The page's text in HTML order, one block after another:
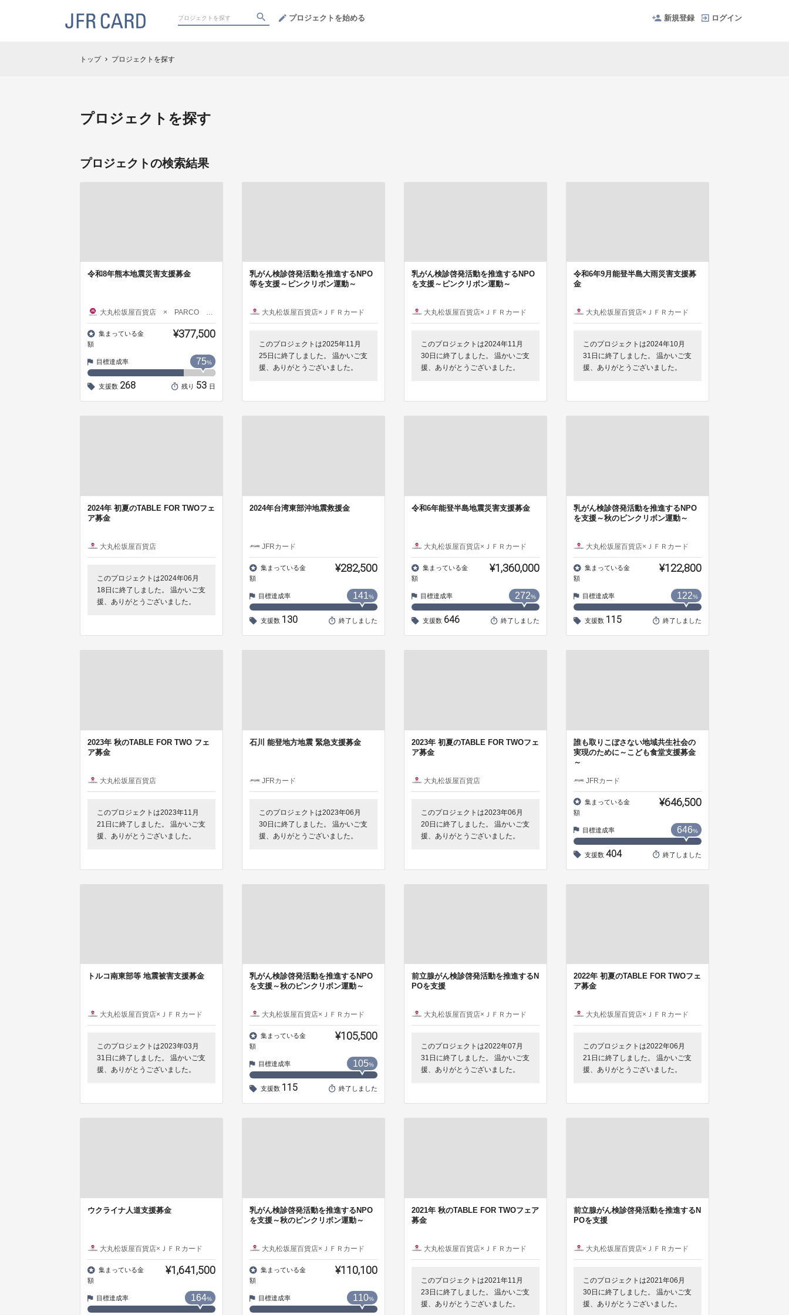
プロジェクトを始める 新規登録 ログイン
トップ chevron_right プロジェクトを探す
プロジェクトを探す
プロジェクトの検索結果
令和8年熊本地震災害支援募金
大丸松坂屋百貨店 × PARCO × JFRカード
集まっている金
額
¥377,500
目標達成率 75%
支援数 268 残り 53 日
乳がん検診啓発活動を推進するNPO
等を支援～ピンクリボン運動～
大丸松坂屋百貨店×ＪＦＲカード
このプロジェクトは2025年11月
25日に終了しました。 温かいご支
援、ありがとうございました。
乳がん検診啓発活動を推進するNPO
を支援～ピンクリボン運動～
大丸松坂屋百貨店×ＪＦＲカード
このプロジェクトは2024年11月
30日に終了しました。 温かいご支
援、ありがとうございました。
令和6年9月能登半島大雨災害支援募
金
大丸松坂屋百貨店×ＪＦＲカード
このプロジェクトは2024年10月
31日に終了しました。 温かいご支
援、ありがとうございました。
2024年 初夏のTABLE FOR TWOフェ
ア募金
大丸松坂屋百貨店
このプロジェクトは2024年06月
18日に終了しました。 温かいご支
援、ありがとうございました。
2024年台湾東部沖地震救援金
JFRカード
集まっている金
額
¥282,500
目標達成率 141%
支援数 130 終了しました
令和6年能登半島地震災害支援募金
大丸松坂屋百貨店×ＪＦＲカード
集まっている金
額
¥1,360,000
目標達成率 272%
支援数 646 終了しました
乳がん検診啓発活動を推進するNPO
を支援～秋のピンクリボン運動～
大丸松坂屋百貨店×ＪＦＲカード
集まっている金
額
¥122,800
目標達成率 122%
支援数 115 終了しました
2023年 秋のTABLE FOR TWO フェ
ア募金
大丸松坂屋百貨店
このプロジェクトは2023年11月
21日に終了しました。 温かいご支
援、ありがとうございました。
石川 能登地方地震 緊急支援募金
JFRカード
このプロジェクトは2023年06月
30日に終了しました。 温かいご支
援、ありがとうございました。
2023年 初夏のTABLE FOR TWOフェ
ア募金
大丸松坂屋百貨店
このプロジェクトは2023年06月
20日に終了しました。 温かいご支
援、ありがとうございました。
誰も取りこぼさない地域共生社会の
実現のために～こども食堂支援募金
～
JFRカード
集まっている金
額
¥646,500
目標達成率 646%
支援数 404 終了しました
トルコ南東部等 地震被害支援募金
大丸松坂屋百貨店×ＪＦＲカード
このプロジェクトは2023年03月
31日に終了しました。 温かいご支
援、ありがとうございました。
乳がん検診啓発活動を推進するNPO
を支援～秋のピンクリボン運動～
大丸松坂屋百貨店×ＪＦＲカード
集まっている金
額
¥105,500
目標達成率 105%
支援数 115 終了しました
前立腺がん検診啓発活動を推進するN
POを支援
大丸松坂屋百貨店×ＪＦＲカード
このプロジェクトは2022年07月
31日に終了しました。 温かいご支
援、ありがとうございました。
2022年 初夏のTABLE FOR TWOフェ
ア募金
大丸松坂屋百貨店×ＪＦＲカード
このプロジェクトは2022年06月
21日に終了しました。 温かいご支
援、ありがとうございました。
ウクライナ人道支援募金
大丸松坂屋百貨店×ＪＦＲカード
集まっている金
額
¥1,641,500
目標達成率 164%
乳がん検診啓発活動を推進するNPO
を支援～秋のピンクリボン運動～
大丸松坂屋百貨店×ＪＦＲカード
集まっている金
額
¥110,100
目標達成率 110%
2021年 秋のTABLE FOR TWOフェア
募金
大丸松坂屋百貨店×ＪＦＲカード
このプロジェクトは2021年11月
23日に終了しました。 温かいご支
援、ありがとうございました。
前立腺がん検診啓発活動を推進するN
POを支援
大丸松坂屋百貨店×ＪＦＲカード
このプロジェクトは2021年06月
30日に終了しました。 温かいご支
援、ありがとうございました。